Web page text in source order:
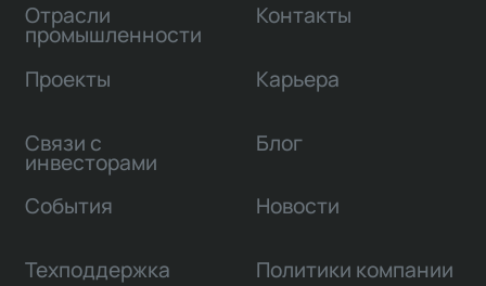
Отрасли
промышленности
Проекты
Связи с
инвесторами
Контакты
Карьера
Блог
События Новости
Техподдержка Политики компании